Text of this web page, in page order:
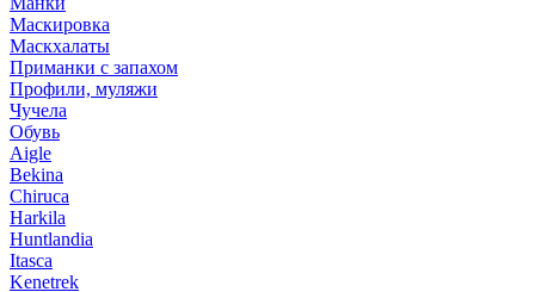
Маскировка
Маскхалаты
Приманки с запахом
Профили, муляжи
Чучела
Обувь
Aigle
Bekina
Chiruсa
Harkila
Huntlandia
Itasca
Kenetrek